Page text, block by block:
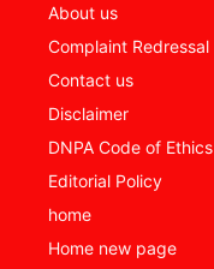
About us
Complaint Redressal
Contact us
Disclaimer
DNPA Code of Ethics
Editorial Policy
home
Home new page